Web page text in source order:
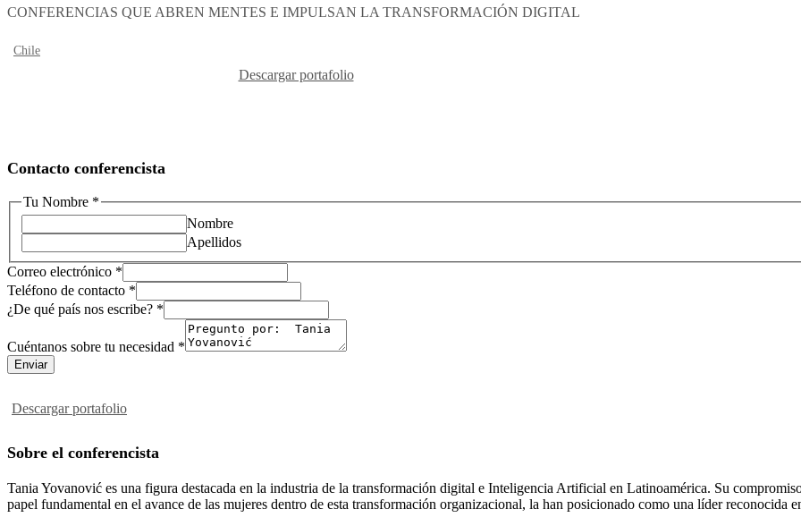
CONFERENCIAS QUE ABREN MENTES E IMPULSAN LA TRANSFORMACIÓN DIGITAL
Chile
Descargar portafolio
Contacto conferencista
Tu Nombre *
Nombre
Apellidos
Correo electrónico *
Teléfono de contacto *
¿De qué país nos escribe? *
Cuéntanos
necesidad
Cuéntanos sobre tu necesidad *
Enviar
Descargar portafolio
Sobre el conferencista
Tania Yovanović es una figura destacada en la industria de la transformación digital e Inteligencia Artificial en Latinoamérica. Su
papel fundamental en el avance de las mujeres dentro de esta transformación organizacional, la han posicionado como una líder reconocida